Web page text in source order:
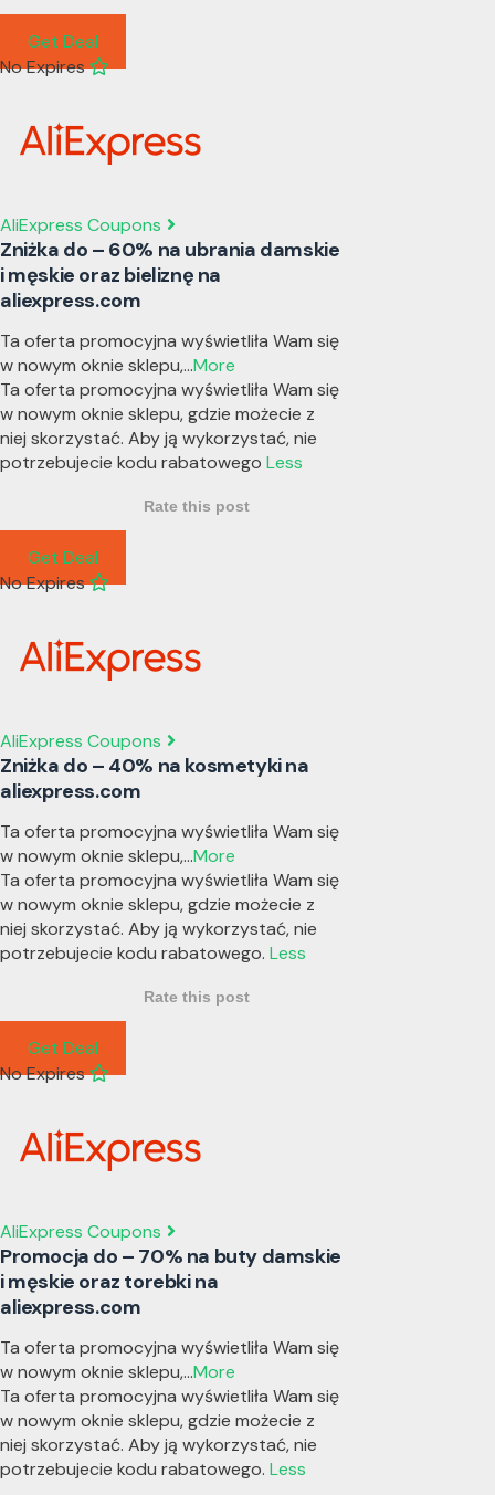
Get Deal
No Expires
AliExpress Coupons
Zniżka do – 60% na ubrania damskie
i męskie oraz bieliznę na
aliexpress.com
Ta oferta promocyjna wyświetliła Wam się
w nowym oknie sklepu,...More
Ta oferta promocyjna wyświetliła Wam się
w nowym oknie sklepu, gdzie możecie z
niej skorzystać. Aby ją wykorzystać, nie
potrzebujecie kodu rabatowego Less
Rate this post
Get Deal
No Expires
AliExpress Coupons
Zniżka do – 40% na kosmetyki na
aliexpress.com
Ta oferta promocyjna wyświetliła Wam się
w nowym oknie sklepu,...More
Ta oferta promocyjna wyświetliła Wam się
w nowym oknie sklepu, gdzie możecie z
niej skorzystać. Aby ją wykorzystać, nie
potrzebujecie kodu rabatowego. Less
Rate this post
Get Deal
No Expires
AliExpress Coupons
Promocja do – 70% na buty damskie
i męskie oraz torebki na
aliexpress.com
Ta oferta promocyjna wyświetliła Wam się
w nowym oknie sklepu,...More
Ta oferta promocyjna wyświetliła Wam się
w nowym oknie sklepu, gdzie możecie z
niej skorzystać. Aby ją wykorzystać, nie
potrzebujecie kodu rabatowego. Less